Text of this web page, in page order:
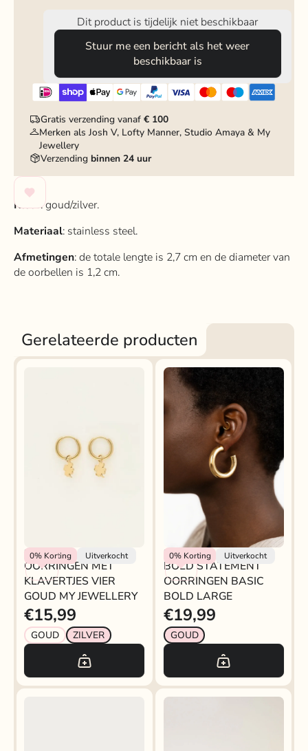
Dit product is tijdelijk niet beschikbaar
Stuur me een bericht als het weer
beschikbaar is
Gratis verzending vanaf€ 100
Merken als Josh V, Lofty Manner, Studio Amaya & My
Jewellery
Verzendingbinnen 24 uur
Kleur: goud/zilver.
Materiaal: stainless steel.
Afmetingen: de totale lengte is 2,7 cm en de diameter van
de oorbellen is 1,2 cm.
Gerelateerde producten
0% Korting Uitverkocht
My Jewellery
OORRINGEN MET
KLAVERTJES VIER
GOUD MY JEWELLERY
€15,99
GOUD ZILVER
0%Korting Uitverkocht
My Jewellery
BOLD STATEMENT
OORRINGEN BASIC
BOLD LARGE
€19,99
GOUD